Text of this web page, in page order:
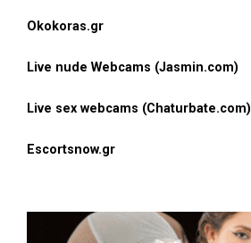
Okokoras.gr
Live nude Webcams (Jasmin.com)
Live sex webcams (Chaturbate.com)
Escortsnow.gr